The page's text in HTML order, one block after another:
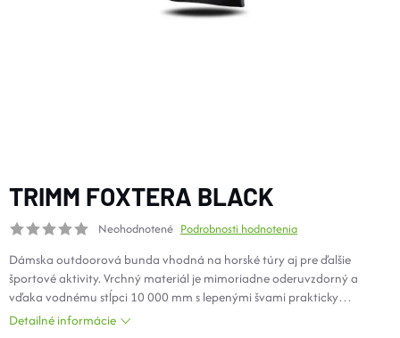
CYKLISTIKA
Obchodné podmienky
Podmienky ochrany osobných údajov
TRIMM FOXTERA BLACK
Neohodnotené Podrobnosti hodnotenia
Dámska outdoorová bunda vhodná na horské túry aj pre ďalšie
športové aktivity. Vrchný materiál je mimoriadne oderuvzdorný a
vďaka vodnému stĺpci 10 000 mm s lepenými švami prakticky
nepremokavý. Pre ešte účinnejšie odvetranie je opatrená v podpazuší
Detailné informácie